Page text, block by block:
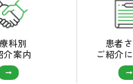
科別
介案内
患者
ご紹介